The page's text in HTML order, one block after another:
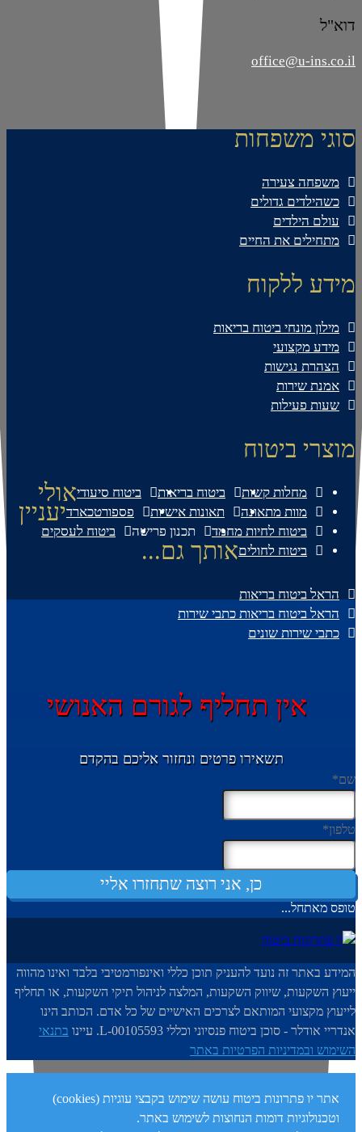
דוא"ל
office@u-ins.co.il
סוגי משפחות
משפחה צעירה
כשהילדים גדולים
עולם הילדים
מתחילים את החיים
מידע ללקוח
מילון מונחי ביטוח בריאות
מידע מקצועי
הצהרת נגישות
אמנת שירות
שעות פעילות
מוצרי ביטוח
מחלות קשות ביטוח בריאות
ביטוח סיעודי
מוות מתאונה
תאונות אישיות
פספורטכארד
ביטוח לחיות מחמד
תכנון פרישה
ביטוח לעסקים
ביטוח לחולים
אולי
יעניין
אותך גם...
הראל ביטוח בריאות
הראל ביטוח בריאות כתבי שירות
כתבי שירות שונים
אין תחליף לגורם האנושי
תשאירו פרטים ונחזור אליכם בהקדם
שם*
טלפון*
כן, אני רוצה שתחזרו אליי
טופס מאתחל...
המידע באתר זה נועד להעניק תוכן כללי ואינפורמטיבי בלבד ואינו מהווה
ייעוץ השקעות, שיווק השקעות, המלצה לניהול תיקי השקעות, או תחליף
לייעוץ מקצועי המותאם לצרכים האישיים של כל אדם. הכותב הינו
אנדריי אודלר - סוכן ביטוח פנסיוני וכללי L-00105593. עיינו
בתנאי
השימוש ובמדיניות הפרטיות באתר
אתר יו פתרונות ביטוח עושה שימוש בקבצי עוגיות (cookies)
וטכנולוגיות דומות הנחוצות לשימוש באתר.